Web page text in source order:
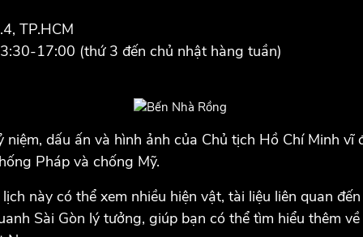
TP.HCM
17:00 (thứ 3 đến chủ nhật hàng tuần)
dấu ấn và hình ảnh của Chủ tịch Hồ Chí Minh
Pháp và chống Mỹ.
này có thể xem nhiều hiện vật, tài liệu liên quan
Sài Gòn lý tưởng, giúp bạn có thể tìm hiểu thêm